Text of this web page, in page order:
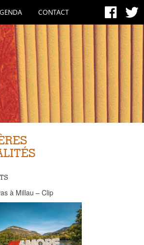
CONTACT
à Millau – Clip